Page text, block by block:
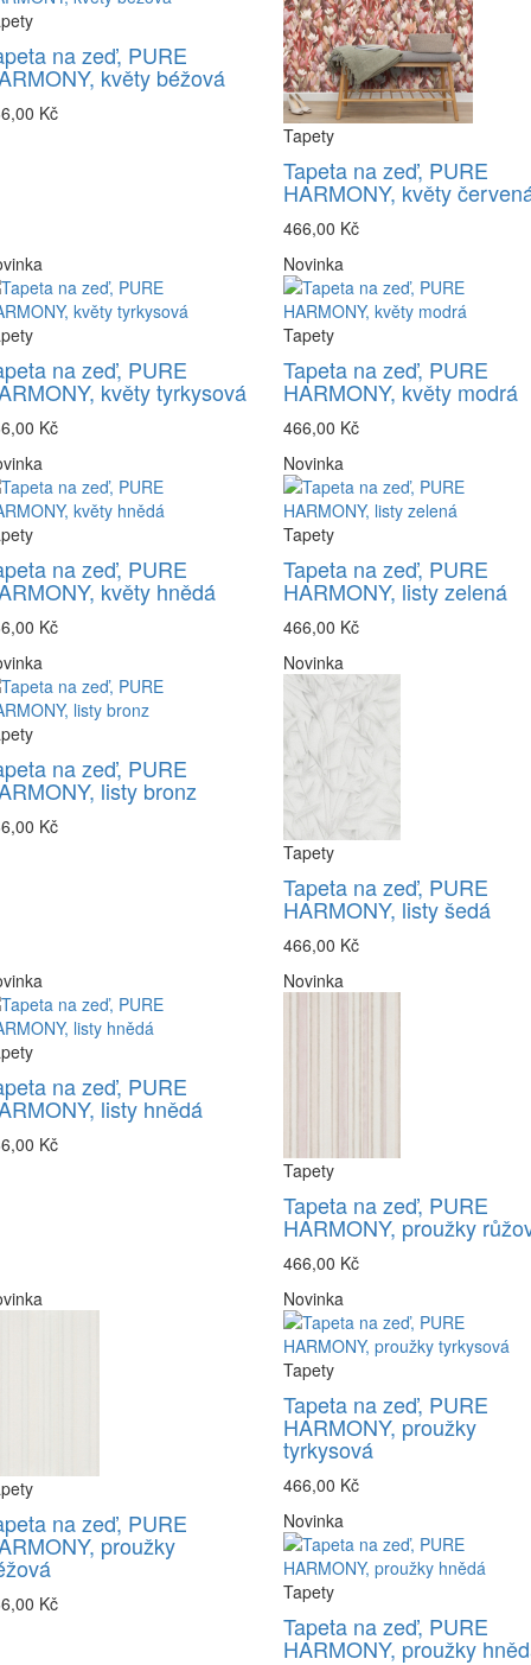
na zeď, PURE
květy béžová
Kč
Tapety
Tapeta na zeď, PURE
HARMONY, květy
466,00 Kč
na zeď, PURE
květy tyrkysová
Kč
Novinka
Tapety
Tapeta na zeď, PURE
HARMONY, květy modrá
466,00 Kč
na zeď, PURE
květy hnědá
Kč
Novinka
Tapety
Tapeta na zeď, PURE
HARMONY, listy zelená
466,00 Kč
na zeď, PURE
listy bronz
Kč
Novinka
Tapety
Tapeta na zeď, PURE
HARMONY, listy šedá
466,00 Kč
na zeď, PURE
listy hnědá
Kč
Novinka
Tapety
Tapeta na zeď, PURE
HARMONY, proužky
466,00 Kč
na zeď, PURE
proužky
Kč
Novinka
Tapety
Tapeta na zeď, PURE
HARMONY, proužky
tyrkysová
466,00 Kč
Novinka
Tapety
Tapeta na zeď, PURE
HARMONY, proužky